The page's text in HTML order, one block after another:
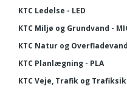
KTC Ledelse - LED
KTC Miljø og Grundvand -
KTC Natur og
KTC Planlægning - PLA
KTC Veje, Trafik og